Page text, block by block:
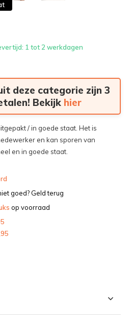
1 tot 2 werkdagen
deze categorie zijn 3
Bekijk hier
/ in goede staat. Het is
en kan sporen van
en in goede staat.
goed? Geld terug
op voorraad